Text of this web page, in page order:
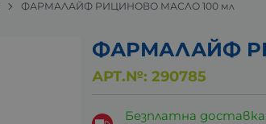
ФАРМАЛАЙФ РИЦИНОВО МАСЛО 100 мл
ФАРМАЛАЙФ
АРТ.№: 290785
Безплатна